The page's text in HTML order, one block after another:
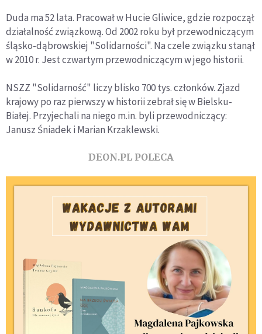
Duda ma 52 lata. Pracował w Hucie Gliwice, gdzie rozpoczął
działalność związkową. Od 2002 roku był przewodniczącym
śląsko-dąbrowskiej "Solidarności". Na czele związku stanął
w 2010 r. Jest czwartym przewodniczącym w jego historii.
NSZZ "Solidarność" liczy blisko 700 tys. członków. Zjazd
krajowy po raz pierwszy w historii zebrał się w Bielsku-
Białej. Przyjechali na niego m.in. byli przewodniczący:
Janusz Śniadek i Marian Krzaklewski.
DEON.PL POLECA